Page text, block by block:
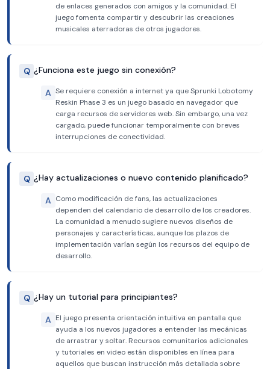
de enlaces generados con amigos y la comunidad. El
juego fomenta compartir y descubrir las creaciones
musicales aterradoras de otros jugadores.
Q ¿Funciona este juego sin conexión?
A Se requiere conexión a internet ya que Sprunki Lobotomy
Reskin Phase 3 es un juego basado en navegador que
carga recursos de servidores web. Sin embargo, una vez
cargado, puede funcionar temporalmente con breves
interrupciones de conectividad.
Q ¿Hay actualizaciones o nuevo contenido planificado?
A Como modificación de fans, las actualizaciones
dependen del calendario de desarrollo de los creadores.
La comunidad a menudo sugiere nuevos diseños de
personajes y características, aunque los plazos de
implementación varían según los recursos del equipo de
desarrollo.
Q ¿Hay un tutorial para principiantes?
A El juego presenta orientación intuitiva en pantalla que
ayuda a los nuevos jugadores a entender las mecánicas
de arrastrar y soltar. Recursos comunitarios adicionales
y tutoriales en video están disponibles en línea para
aquellos que buscan instrucción más detallada sobre